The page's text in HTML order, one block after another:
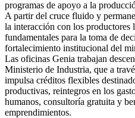
programas de apoyo a la
A partir del cruce fluido y
la interacción con los productores
fundamentales para la toma de
fortalecimiento institucional del
Las oficinas Genia trabajan
Ministerio de Industria, que a
impulsa créditos flexibles
productivas, reintegros en los
humanos, consultoría gratuita y
emprendimientos.